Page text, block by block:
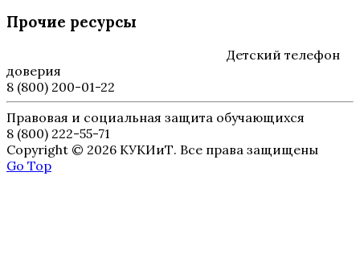
Прочие ресурсы
Детский телефон
доверия
8 (800) 200-01-22
Правовая и социальная защита обучающихся
8 (800) 222-55-71
Copyright © 2026 КУКИиТ. Все права защищены
Go Top